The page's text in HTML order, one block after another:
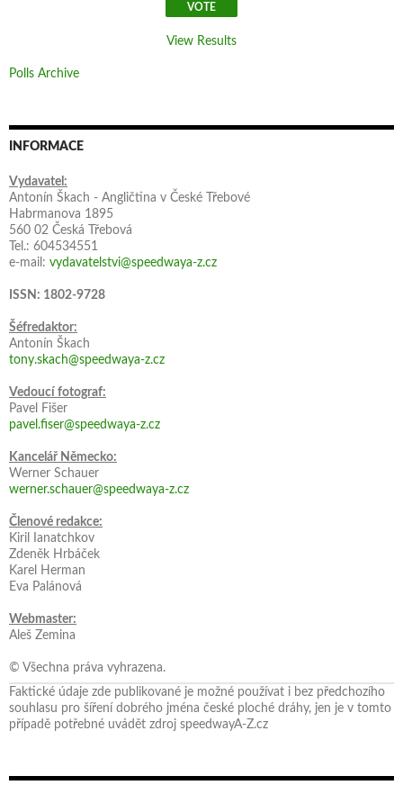
View Results
Polls Archive
INFORMACE
Vydavatel:
Antonín Škach - Angličtina v České Třebové
Habrmanova 1895
560 02 Česká Třebová
Tel.: 604534551
e-mail: vydavatelstvi@speedwaya-z.cz
ISSN: 1802-9728
Šéfredaktor:
Antonín Škach
tony.skach@speedwaya-z.cz
Vedoucí fotograf:
Pavel Fišer
pavel.fiser@speedwaya-z.cz
Kancelář Německo:
Werner Schauer
werner.schauer@speedwaya-z.cz
Členové redakce:
Kiril Ianatchkov
Zdeněk Hrbáček
Karel Herman
Eva Palánová
Webmaster:
Aleš Zemina
© Všechna práva vyhrazena.
Faktické údaje zde publikované je možné používat i bez předchozího
souhlasu pro šíření dobrého jména české ploché dráhy, jen je v tomto
případě potřebné uvádět zdroj speedwayA-Z.cz